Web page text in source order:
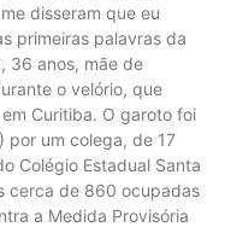
disseram que eu
primeiras palavras da
36 anos, mãe de
o velório, que
Curitiba. O garoto foi
por um colega, de 17
Colégio Estadual Santa
cerca de 860 ocupadas
a Medida Provisória